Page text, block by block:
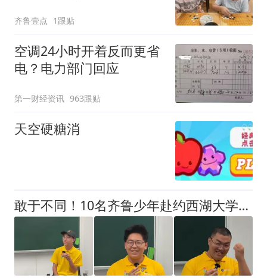
齐鲁壹点 1跟贴
空调24小时开着反而更省
电？电力部门回应
第一财经资讯 963跟贴
天空硬糖消
敢于不同！10名齐鲁少年赴约西湖大学！他们是谁？为何而选？